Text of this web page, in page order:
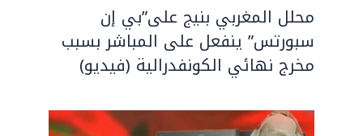
محلل المغربي بنيج على”بي إن
سبورتس” ينفعل على المباشر بسبب
مخرج نهائي الكونفدرالية (فيديو)